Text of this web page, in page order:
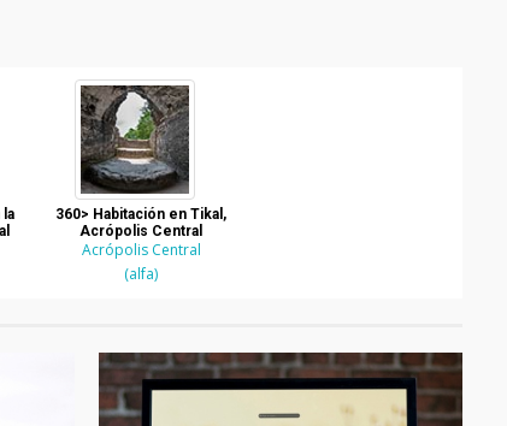
la
360> Habitación en Tikal,
Acrópolis Central
Acrópolis Central
(alfa)